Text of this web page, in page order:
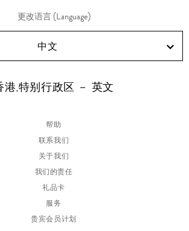
更改语言 (Language)
中文
港,特别行政区 － 英文
帮助
联系我们
关于我们
我们的责任
礼品卡
服务
贵宾会员计划